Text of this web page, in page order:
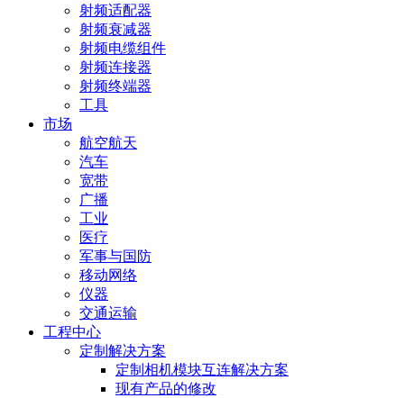
射频适配器
射频衰减器
射频电缆组件
射频连接器
射频终端器
工具
市场
航空航天
汽车
宽带
广播
工业
医疗
军事与国防
移动网络
仪器
交通运输
工程中心
定制解决方案
定制相机模块互连解决方案
现有产品的修改